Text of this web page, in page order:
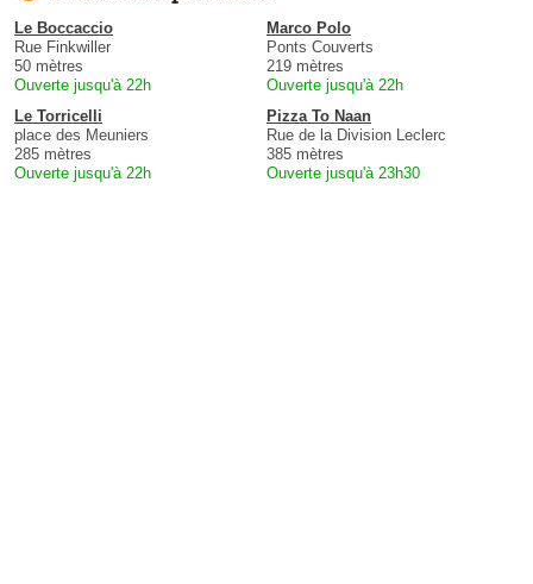
Le Boccaccio
Rue Finkwiller
50 mètres
Ouverte jusqu'à 22h
Marco Polo
Ponts Couverts
219 mètres
Ouverte jusqu'à 22h
Le Torricelli
place des Meuniers
285 mètres
Ouverte jusqu'à 22h
Pizza To Naan
Rue de la Division Leclerc
385 mètres
Ouverte jusqu'à 23h30